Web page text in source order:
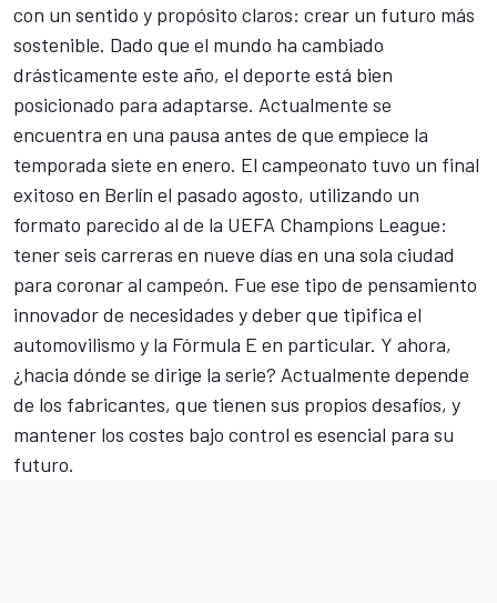
con un sentido y propósito claros: crear un futuro más
sostenible. Dado que el mundo ha cambiado
drásticamente este año, el deporte está bien
posicionado para adaptarse. Actualmente se
encuentra en una pausa antes de que empiece la
temporada siete en enero. El campeonato tuvo un final
exitoso en Berlín el pasado agosto, utilizando un
formato parecido al de la UEFA Champions League:
tener seis carreras en nueve días en una sola ciudad
para coronar al campeón. Fue ese tipo de pensamiento
innovador de necesidades y deber que tipifica el
automovilismo y la Fórmula E en particular. Y ahora,
¿hacia dónde se dirige la serie? Actualmente depende
de los fabricantes, que tienen sus propios desafíos, y
mantener los costes bajo control es esencial para su
futuro.